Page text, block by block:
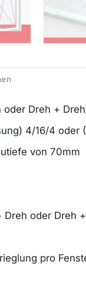
Dreh +
4/16/4 oder
von 70mm
oder Dreh
pro